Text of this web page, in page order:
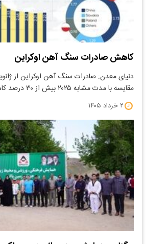
کاهش صادرات سنگ آهن اوکراین
مقایسه با مدت مشابه ۲۰۲۵ بیش از ۳۰ درصد کاهش یافت و به ۷…
۲ خرداد ۱۴۰۵